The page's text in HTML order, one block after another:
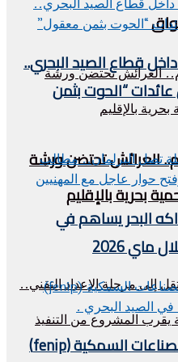
العرائش تحتضن ورشة
بحرية بالإقليم
داخل قطاع الصيد البحري..
“الحوت بثمن
البحر يساهم في
2026
رئيس الفدرالية الوطنية للصناعات السمكية (fenip)